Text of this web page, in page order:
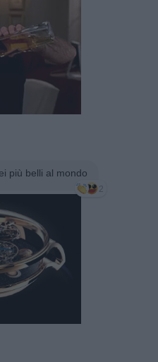
più belli al mondo
2